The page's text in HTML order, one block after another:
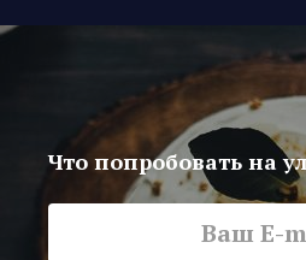
Что попробовать на